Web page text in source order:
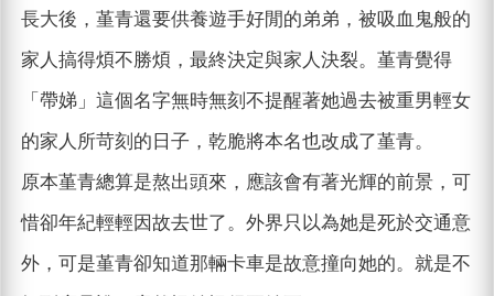
長大後，堇青還要供養遊手好閒的弟弟，被吸血鬼般的
家人搞得煩不勝煩，最終決定與家人決裂。堇青覺得
「帶娣」這個名字無時無刻不提醒著她過去被重男輕女
的家人所苛刻的日子，乾脆將本名也改成了堇青。
原本堇青總算是熬出頭來，應該會有著光輝的前景，可
惜卻年紀輕輕因故去世了。外界只以為她是死於交通意
外，可是堇青卻知道那輛卡車是故意撞向她的。就是不